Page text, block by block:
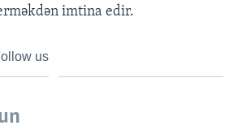
imtina edir.
us